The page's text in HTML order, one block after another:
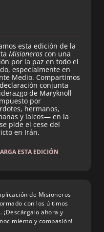
esta edición de la
Misioneros con una
por la paz en todo el
especialmente en
Medio. Compartimos
conjunta
de Maryknoll
por
hermanos,
y laicos— en la
pide el cese del
en Irán.
ESTA EDICIÓN
de Misioneros
con los últimos
ahora y
y compasión!